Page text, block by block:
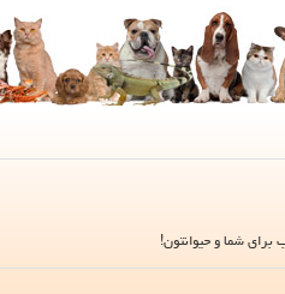
شما و حیوانتون!